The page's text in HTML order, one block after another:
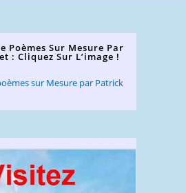
Poèmes Sur Mesure Par
: Cliquez Sur L’image !